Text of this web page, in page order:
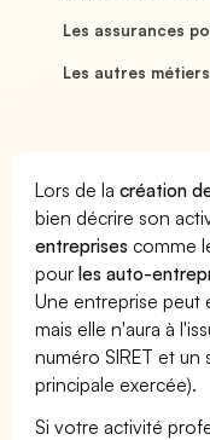
Les assurances
Les autres
Lors de lacréation
bien décrire son
entreprises comme
pourles auto-
Une entreprise peut
mais elle n'aura à
numéro SIRET et un
principale exercée).
Si votre activité